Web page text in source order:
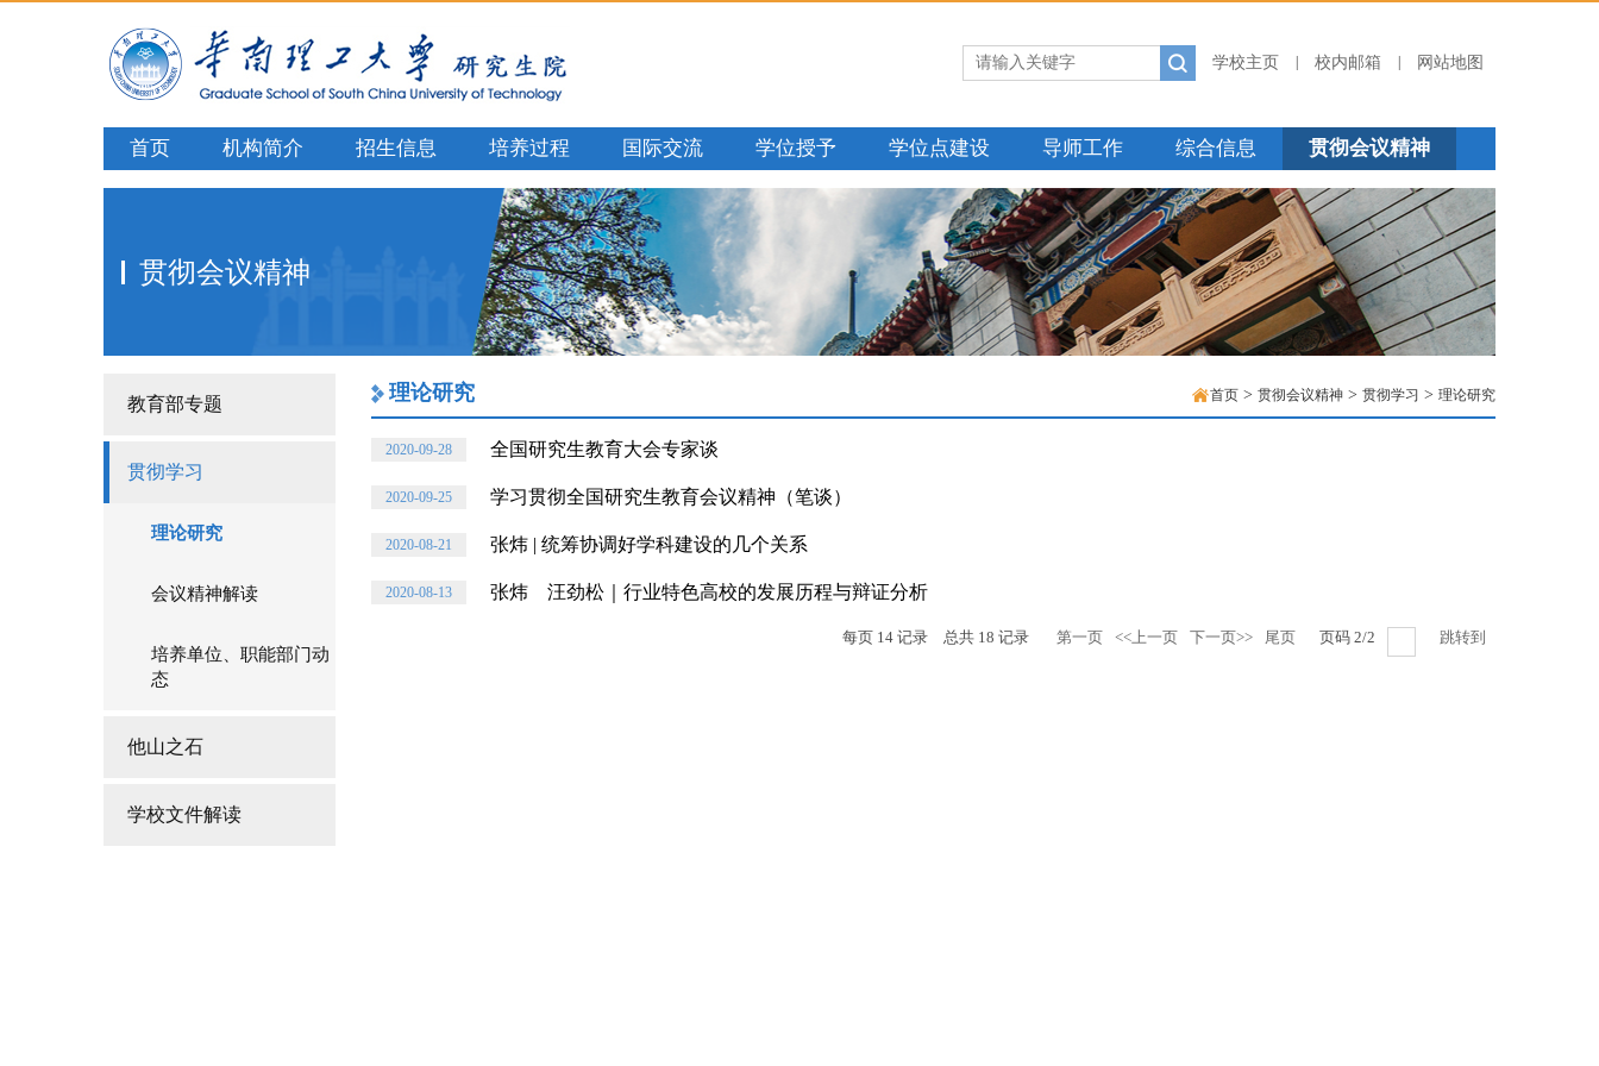
学校主页 校内邮箱 网站地图
首页 机构简介 招生信息 培养过程 国际交流 学位授予 学位点建设 导师工作 综合信息 贯彻会议精神
贯彻会议精神
教育部专题
贯彻学习
理论研究
会议精神解读
培养单位、职能部门动
态
他山之石
学校文件解读
理论研究 首页 > 贯彻会议精神 > 贯彻学习 > 理论研究
2020-09-28 全国研究生教育大会专家谈
2020-09-25 学习贯彻全国研究生教育会议精神（笔谈）
2020-08-21 张炜 | 统筹协调好学科建设的几个关系
2020-08-13 张炜 汪劲松｜行业特色高校的发展历程与辩证分析
每页 14 记录 总共 18 记录 第一页 <<上一页 下一页>> 尾页 页码 2/2 跳转到